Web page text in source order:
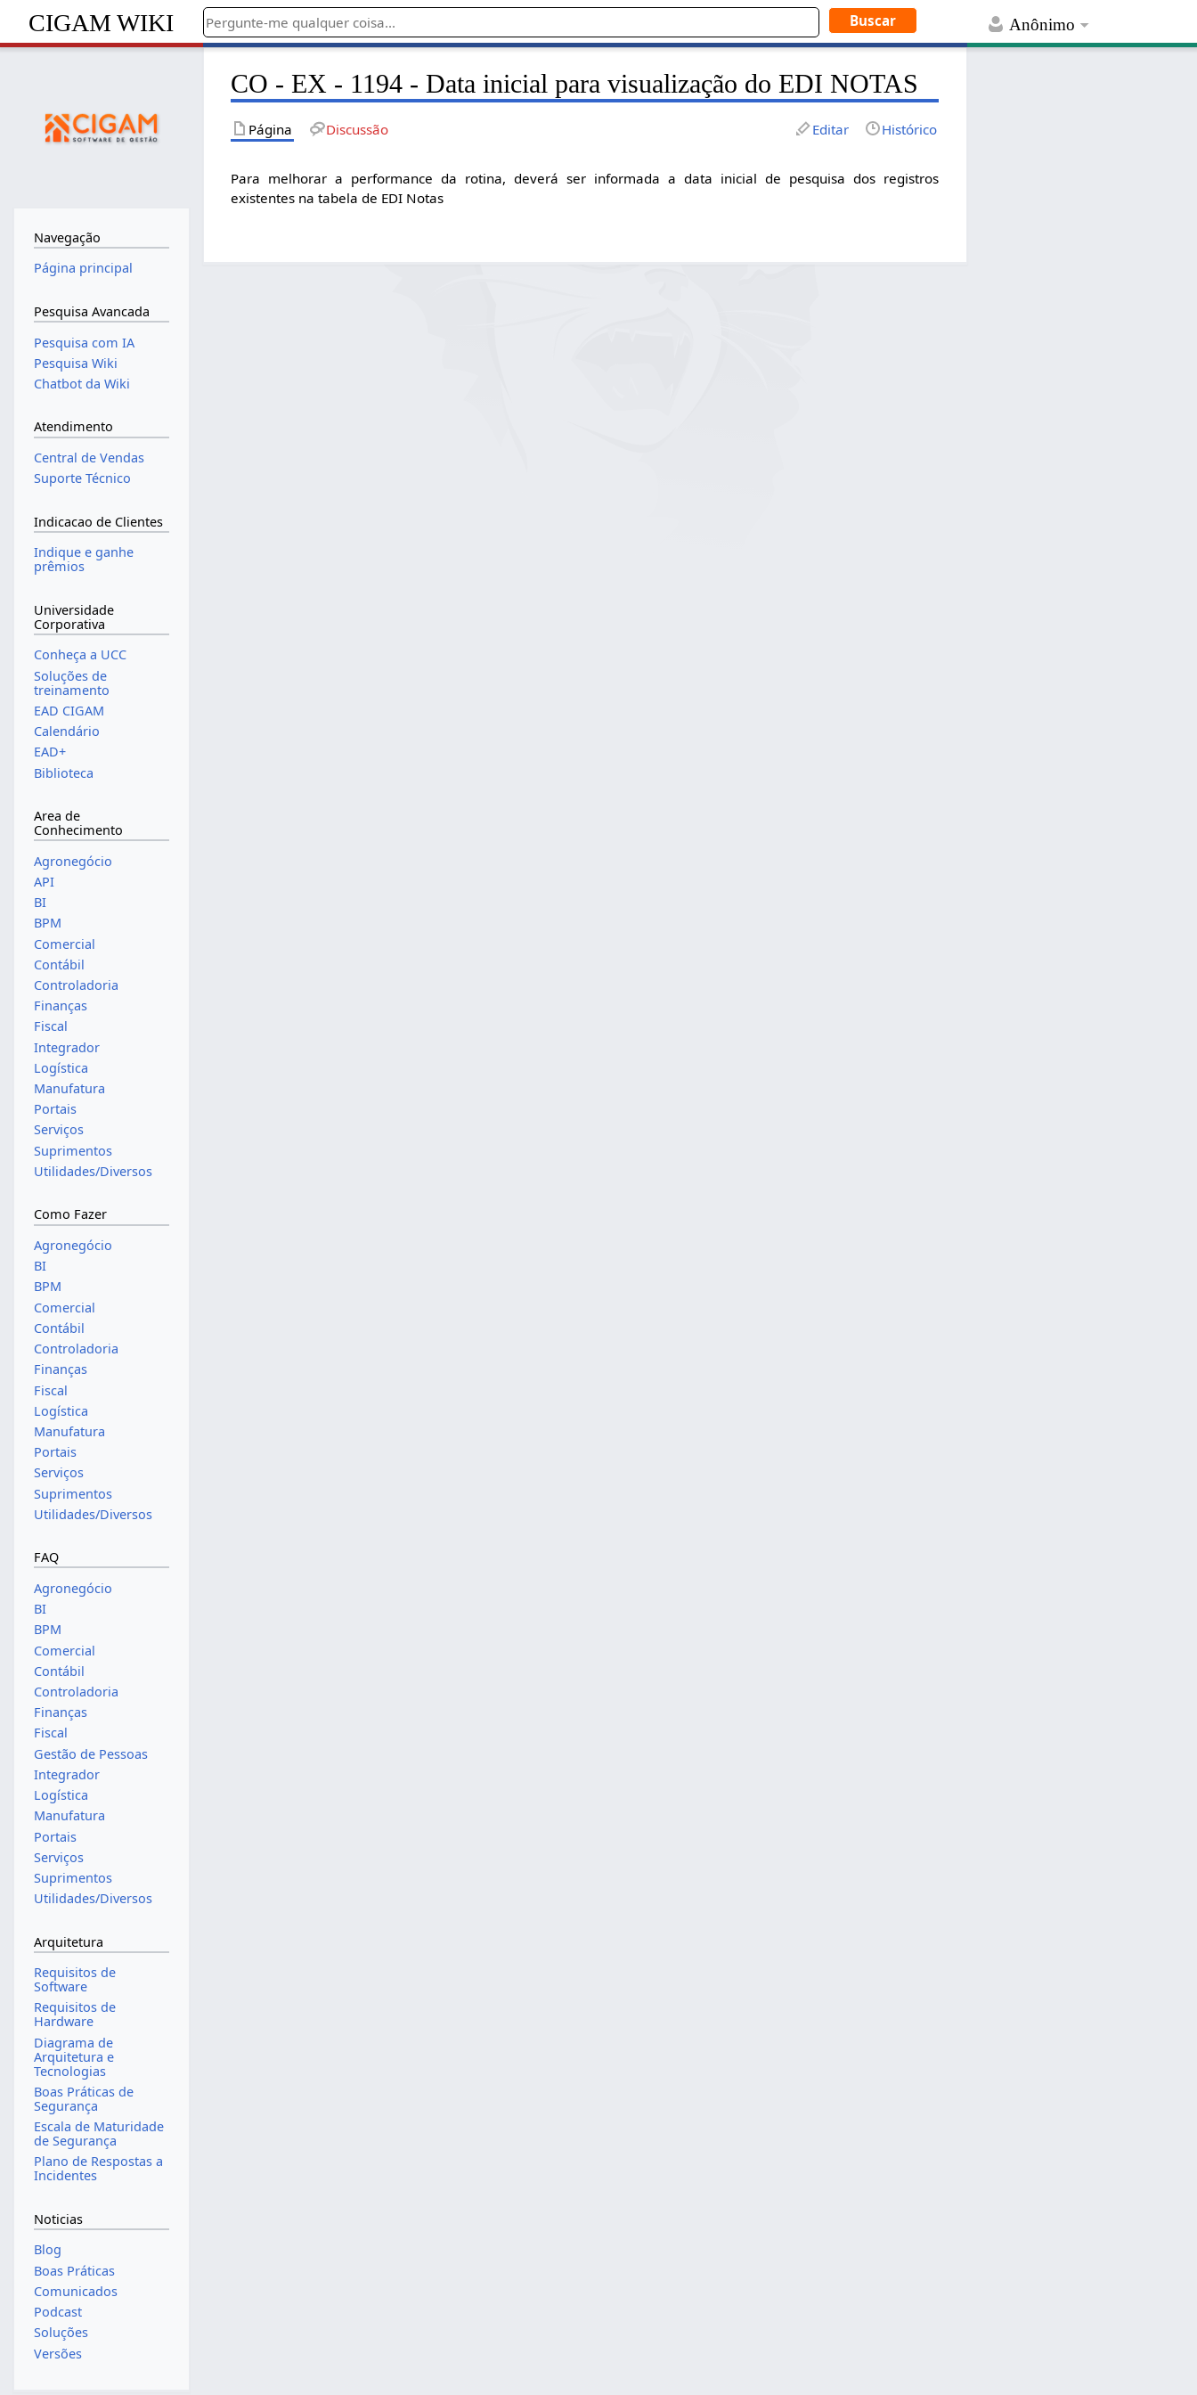
Anônimo
CIGAM WIKI
CO - EX - 1194 - Data inicial para visualização do EDI NOTAS
Página Discussão Editar Histórico
Para melhorar a performance da rotina, deverá ser informada a data inicial de pesquisa dos registros
existentes na tabela de EDI Notas
Navegação
Página principal
Pesquisa Avancada
Pesquisa com IA
Pesquisa Wiki
Chatbot da Wiki
Atendimento
Central de Vendas
Suporte Técnico
Indicacao de Clientes
Indique e ganhe
prêmios
Universidade
Corporativa
Conheça a UCC
Soluções de
treinamento
EAD CIGAM
Calendário
EAD+
Biblioteca
Area de
Conhecimento
Agronegócio
API
BI
BPM
Comercial
Contábil
Controladoria
Finanças
Fiscal
Integrador
Logística
Manufatura
Portais
Serviços
Suprimentos
Utilidades/Diversos
Como Fazer
Agronegócio
BI
BPM
Comercial
Contábil
Controladoria
Finanças
Fiscal
Logística
Manufatura
Portais
Serviços
Suprimentos
Utilidades/Diversos
FAQ
Agronegócio
BI
BPM
Comercial
Contábil
Controladoria
Finanças
Fiscal
Gestão de Pessoas
Integrador
Logística
Manufatura
Portais
Serviços
Suprimentos
Utilidades/Diversos
Arquitetura
Requisitos de
Software
Requisitos de
Hardware
Diagrama de
Arquitetura e
Tecnologias
Boas Práticas de
Segurança
Escala de Maturidade
de Segurança
Plano de Respostas a
Incidentes
Noticias
Blog
Boas Práticas
Comunicados
Podcast
Soluções
Versões